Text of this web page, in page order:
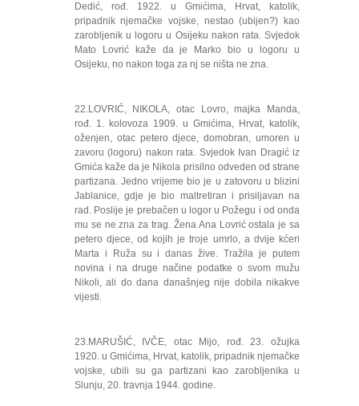
Dedić, rođ. 1922. u Gmićima, Hrvat, katolik,
pripadnik njemačke vojske, nestao (ubijen?) kao
zarobljenik u logoru u Osijeku nakon rata. Svjedok
Mato Lovrić kaže da je Marko bio u logoru u
Osijeku, no nakon toga za nj se ništa ne zna.
22.LOVRIĆ, NIKOLA, otac Lovro, majka Manda,
rođ. 1. kolovoza 1909. u Gmićima, Hrvat, katolik,
oženjen, otac petero djece, domobran, umoren u
zavoru (logoru) nakon rata. Svjedok Ivan Dragić iz
Gmića kaže da je Nikola prisilno odveden od strane
partizana. Jedno vrijeme bio je u zatovoru u blizini
Jablanice, gdje je bio maltretiran i prisiljavan na
rad. Poslije je prebačen u logor u Požegu i od onda
mu se ne zna za trag. Žena Ana Lovrić ostala je sa
petero djece, od kojih je troje umrlo, a dvije kćeri
Marta i Ruža su i danas žive. Tražila je putem
novina i na druge načine podatke o svom mužu
Nikoli, ali do dana današnjeg nije dobila nikakve
vijesti.
23.MARUŠIĆ, IVČE, otac Mijo, rođ. 23. ožujka
1920. u Gmićima, Hrvat, katolik, pripadnik njemačke
vojske, ubili su ga partizani kao zarobljenika u
Slunju, 20. travnja 1944. godine.